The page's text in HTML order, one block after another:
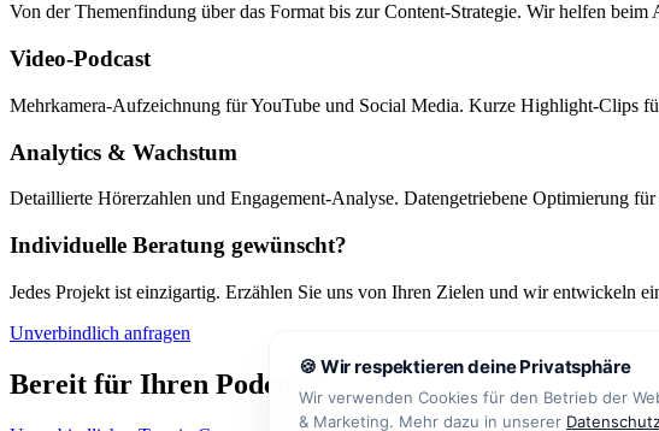
Von der Themenfindung über das Format bis zur Content-Strategie. Wir helfen beim
Video-Podcast
Mehrkamera-Aufzeichnung für YouTube und Social Media. Kurze Highlight-Clips
Analytics & Wachstum
Detaillierte Hörerzahlen und Engagement-Analyse. Datengetriebene Optimierung für
Individuelle Beratung gewünscht?
Jedes Projekt ist einzigartig. Erzählen Sie uns von Ihren Zielen und wir entwickeln
Unverbindlich anfragen
Bereit für Ihren Podcast?
🍪 Wir respektieren deine Privatsphäre
Wir verwenden Cookies für den Betrieb der
& Marketing. Mehr dazu in unserer